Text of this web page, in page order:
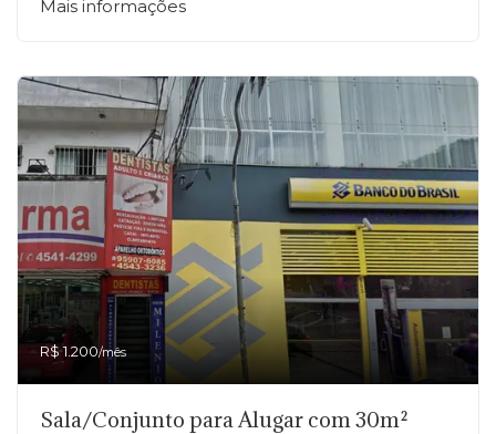
Mais informações
R$ 1.200/mês
Sala/Conjunto para Alugar com 30m²